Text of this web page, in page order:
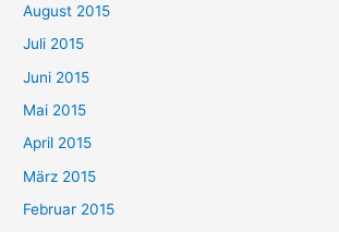
August 2015
Juli 2015
Juni 2015
Mai 2015
April 2015
März 2015
Februar 2015